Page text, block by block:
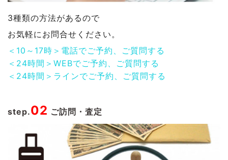
3種類の方法があるので
お気軽にお問合せください。
＜10～17時＞電話でご予約、ご質問する
＜24時間＞WEBでご予約、ご質問する
＜24時間＞ラインでご予約、ご質問する
step.02 ご訪問・査定